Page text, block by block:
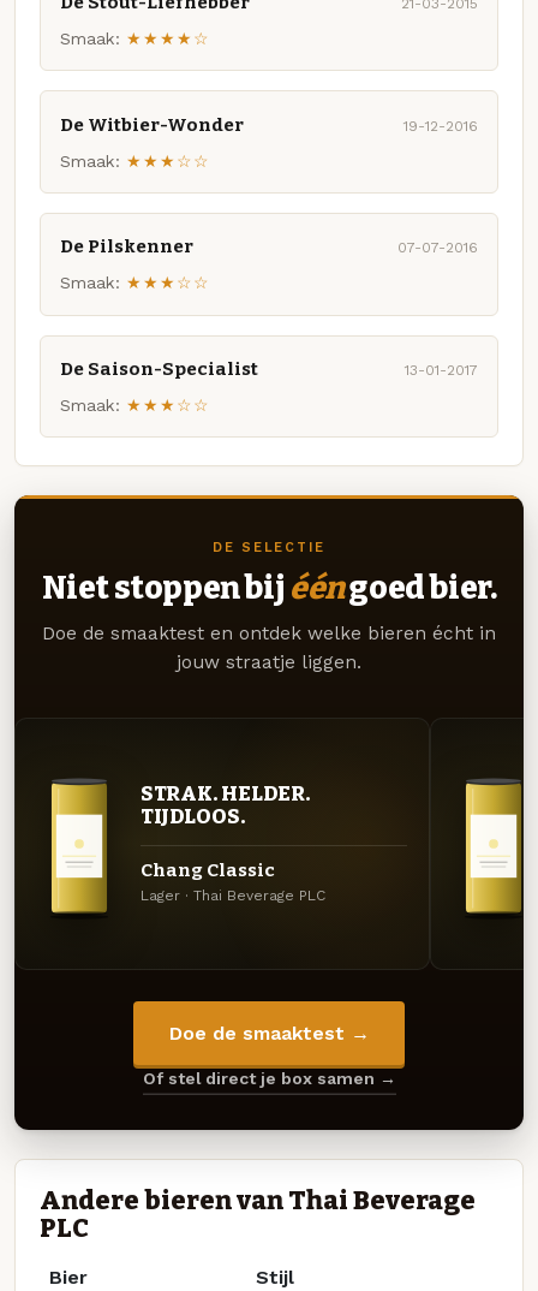
21-03-2015
Smaak: ★★★★☆
De Witbier-Wonder 19-12-2016
Smaak: ★★★☆☆
De Pilskenner 07-07-2016
Smaak: ★★★☆☆
De Saison-Specialist 13-01-2017
Smaak: ★★★☆☆
DE SELECTIE
Niet stoppen bij ééngoed bier.
Doe de smaaktest en ontdek welke bieren écht in
jouw straatje liggen.
STRAK. HELDER.
TIJDLOOS.
Chang Classic
Lager · Thai Beverage PLC
Doe de smaaktest →
Of stel direct je box samen →
Andere bieren van Thai Beverage
PLC
Bier Stijl